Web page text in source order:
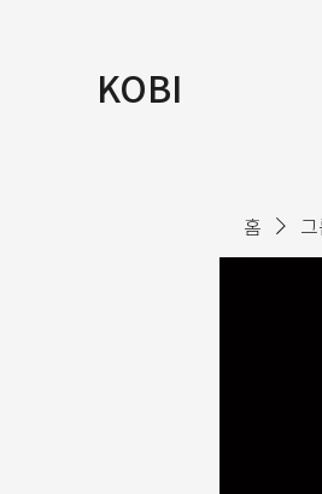
KOBI
홈